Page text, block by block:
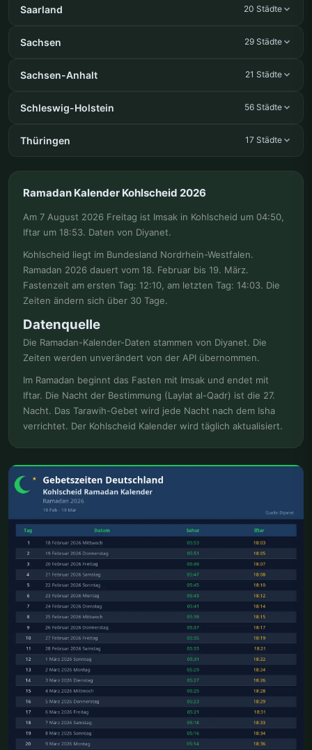
Saarland 20 Städte
Sachsen 29 Städte
Sachsen-Anhalt 21 Städte
Schleswig-Holstein 56 Städte
Thüringen 17 Städte
Ramadan Kalender Kohlscheid 2026
Am 7 August 2026 Freitag ist Imsak in Kohlscheid um 04:50,
Iftar um 18:53. Daten von Diyanet.
Kohlscheid liegt im Bundesland Nordrhein-Westfalen.
Ramadan 2026 dauert vom 18. Februar bis 19. März.
Fastenzeit am ersten Tag: 12:10, am letzten Tag: 14:03. Die
Zeiten ändern sich über 30 Tage.
Datenquelle
Die Ramadan-Kalender-Daten stammen von Diyanet. Die
Zeiten werden unverändert von der API übernommen.
Im Ramadan beginnt das Fasten mit Imsak und endet mit
Iftar. Die Nacht der Bestimmung (Laylat al-Qadr) ist die 27.
Nacht. Das Tarawih-Gebet wird jede Nacht nach dem Isha
verrichtet. Der Kohlscheid Kalender wird täglich aktualisiert.